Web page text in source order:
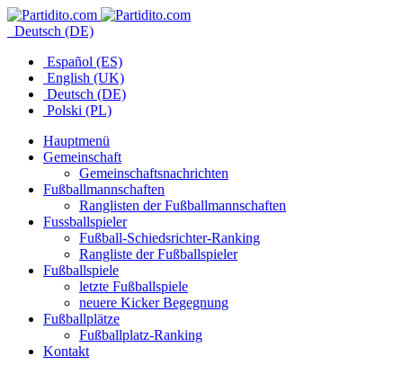
Deutsch (DE)
Español (ES)
English (UK)
Deutsch (DE)
Polski (PL)
Hauptmenü
Gemeinschaft
Gemeinschaftsnachrichten
Fußballmannschaften
Ranglisten der Fußballmannschaften
Fussballspieler
Fußball-Schiedsrichter-Ranking
Rangliste der Fußballspieler
Fußballspiele
letzte Fußballspiele
neuere Kicker Begegnung
Fußballplätze
Fußballplatz-Ranking
Kontakt